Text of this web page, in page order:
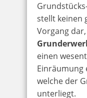
stellt keinen
Vorgang
einen
Einräumung
welche der
unterliegt.